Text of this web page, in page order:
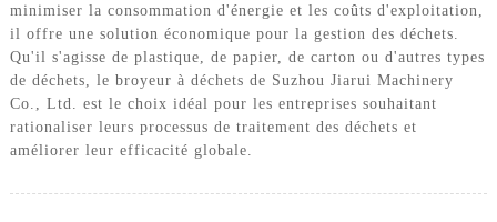
minimiser la consommation d'énergie et les coûts d'exploitation,
il offre une solution économique pour la gestion des déchets.
Qu'il s'agisse de plastique, de papier, de carton ou d'autres types
de déchets, le broyeur à déchets de Suzhou Jiarui Machinery
Co., Ltd. est le choix idéal pour les entreprises souhaitant
rationaliser leurs processus de traitement des déchets et
améliorer leur efficacité globale.